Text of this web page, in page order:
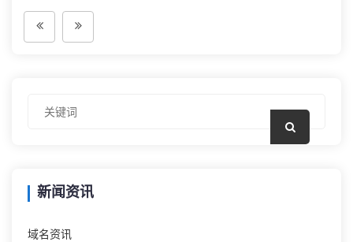
新闻资讯
域名资讯